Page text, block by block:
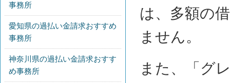
は、多額の
ません。
また、「グ
事務所
愛知県の過払い金請求おすすめ
事務所
神奈川県の過払い金請求おすす
め事務所